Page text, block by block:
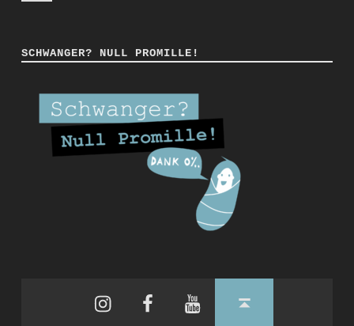
SCHWANGER? NULL PROMILLE!
FacebookYouTubeBack to top ↑